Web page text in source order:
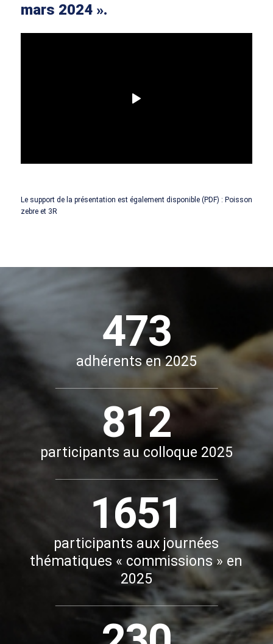
mars 2024 ».
Le support de la présentation est également disponible (PDF) : Poisson
zebre et 3R
473
adhérents en 2025
812
participants au colloque 2025
1651
participants aux journées
thématiques « commissions » en
2025